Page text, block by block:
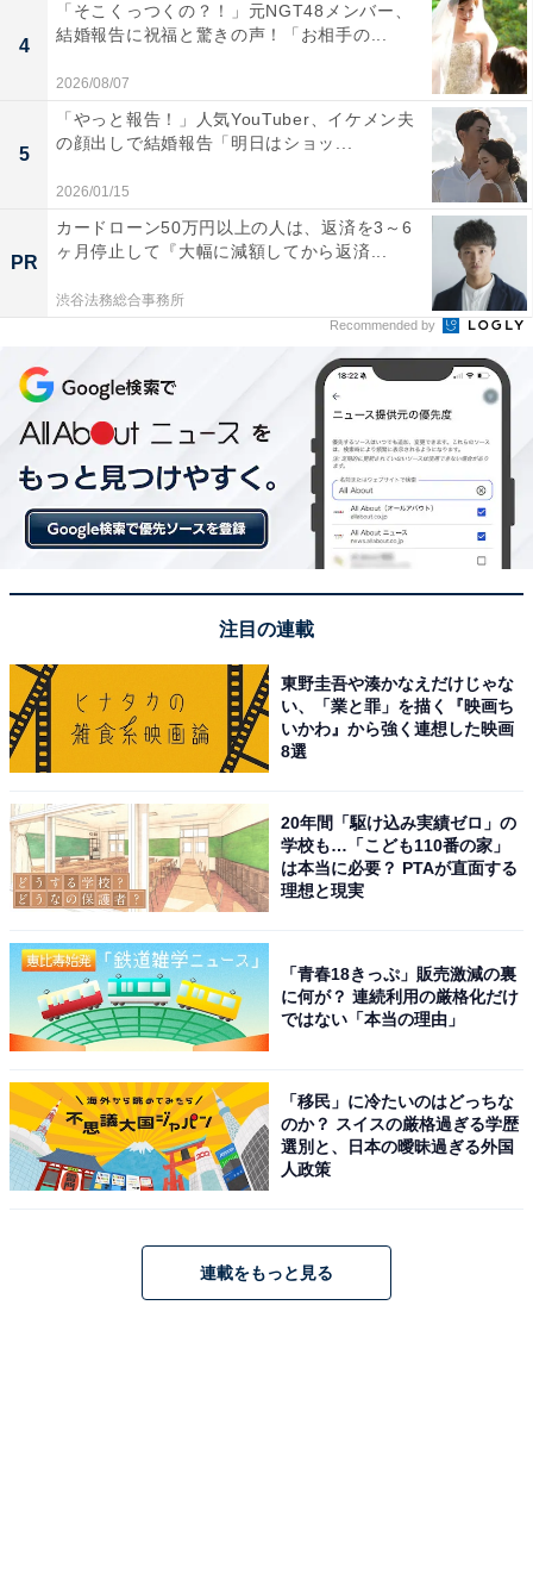
4
「そこくっつくの？！」元NGT48メンバー、
結婚報告に祝福と驚きの声！「お相手の...
2026/08/07
5
「やっと報告！」人気YouTuber、イケメン夫
の顔出しで結婚報告「明日はショッ...
2026/01/15
PR
カードローン50万円以上の人は、返済を3～6
ヶ月停止して『大幅に減額してから返済...
渋谷法務総合事務所
Recommended by
注目の連載
東野圭吾や湊かなえだけじゃな
い、「業と罪」を描く『映画ち
いかわ』から強く連想した映画
8選
20年間「駆け込み実績ゼロ」の
学校も…「こども110番の家」
は本当に必要？ PTAが直面する
理想と現実
「青春18きっぷ」販売激減の裏
に何が？ 連続利用の厳格化だけ
ではない「本当の理由」
「移民」に冷たいのはどっちな
のか？ スイスの厳格過ぎる学歴
選別と、日本の曖昧過ぎる外国
人政策
連載をもっと見る